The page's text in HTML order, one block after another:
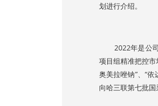
划进行介绍。
2022年是公司
项目组精准把控
奥美拉唑钠”、“
向哈三联第七批国